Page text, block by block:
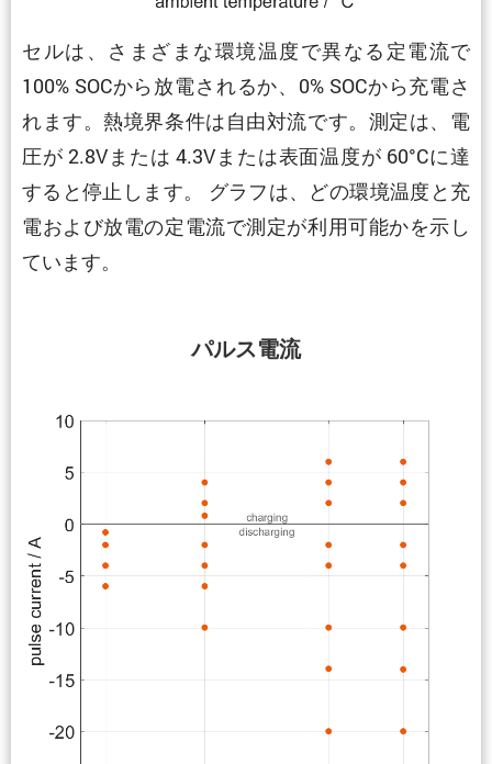
セルは、さまざまな環境温度で異なる定電流で
100% SOCから放電されるか、0% SOCから充電さ
れます。熱境界条件は自由対流です。測定は、電
圧が 2.8Vまたは 4.3Vまたは表面温度が 60°Cに達
すると停止します。 グラフは、どの環境温度と充
電および放電の定電流で測定が利用可能かを示し
ています。
パルス電流